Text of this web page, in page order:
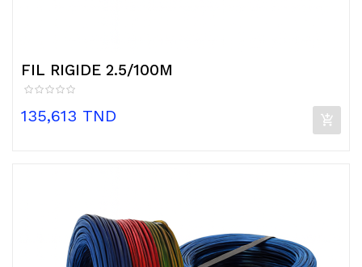
FIL RIGIDE 2.5/100M
Prix
135,613 TND